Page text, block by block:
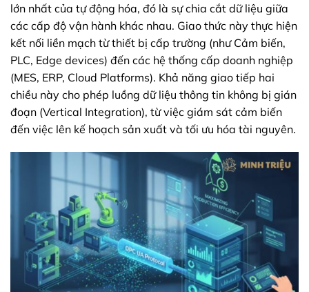
lớn nhất của tự động hóa, đó là sự chia cắt dữ liệu giữa
các cấp độ vận hành khác nhau. Giao thức này thực hiện
kết nối liền mạch từ thiết bị cấp trường (như Cảm biến,
PLC, Edge devices) đến các hệ thống cấp doanh nghiệp
(MES, ERP, Cloud Platforms). Khả năng giao tiếp hai
chiều này cho phép luồng dữ liệu thông tin không bị gián
đoạn (Vertical Integration), từ việc giám sát cảm biến
đến việc lên kế hoạch sản xuất và tối ưu hóa tài nguyên.